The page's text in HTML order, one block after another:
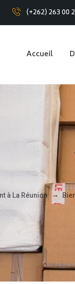
(+262) 263 00
Accueil
à La Réunion →